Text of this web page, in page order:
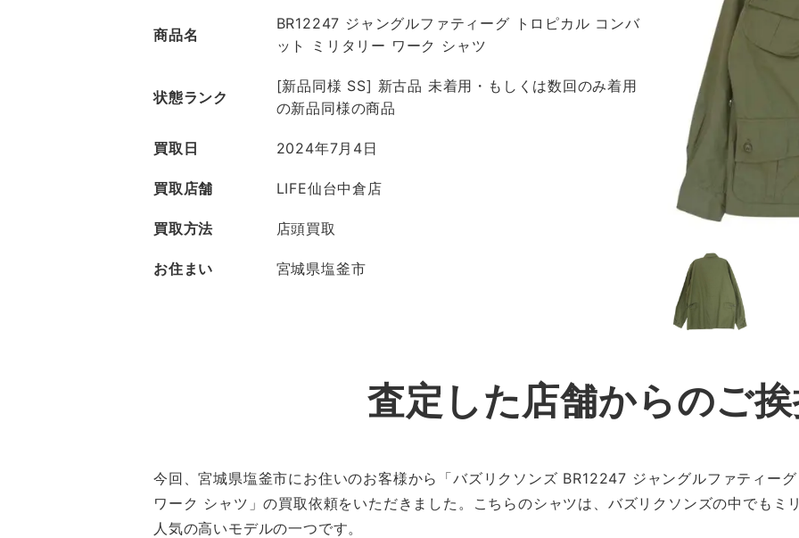
商品名
BR12247 ジャングルファティーグ トロピカル コンバ
ット ミリタリー ワーク シャツ
状態ランク
[新品同様 SS] 新古品 未着用・もしくは数回のみ着用
の新品同様の商品
買取日 2024年7月4日
買取店舗 LIFE仙台中倉店
買取方法 店頭買取
お住まい 宮城県塩釜市
査定した店舗からのご
今回、宮城県塩釜市にお住いのお客様から「バズリクソンズ BR12247 ジャングルファティー
ワーク シャツ」の買取依頼をいただきました。こちらのシャツは、バズリクソンズの中でもミ
人気の高いモデルの一つです。